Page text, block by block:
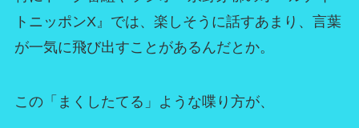
トニッポンX』では、楽しそうに話すあまり、言葉
が一気に飛び出すことがあるんだとか。
この「まくしたてる」ような喋り方が、